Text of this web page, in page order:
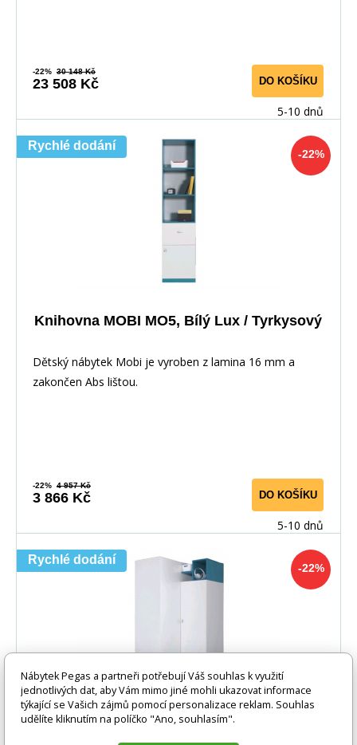
-22% 30 148 Kč
23 508 Kč DO KOŠÍKU
5-10 dnů
-22%
Rychlé dodání
Knihovna MOBI MO5, Bílý Lux / Tyrkysový
Dětský nábytek Mobi je vyroben z lamina 16 mm a
zakončen Abs lištou.
-22% 4 957 Kč
3 866 Kč DO KOŠÍKU
5-10 dnů
-22%
Rychlé dodání
Nábytek Pegas a partneři potřebují Váš souhlas k využití
jednotlivých dat, aby Vám mimo jiné mohli ukazovat informace
týkající se Vašich zájmů pomocí personalizace reklam. Souhlas
udělíte kliknutím na políčko "Ano, souhlasím".